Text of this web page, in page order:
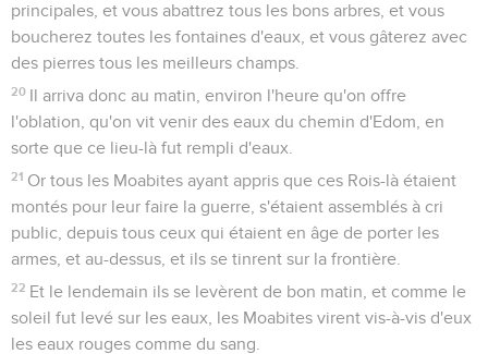
principales, et vous abattrez tous les bons arbres, et vous
boucherez toutes les fontaines d'eaux, et vous gâterez avec
des pierres tous les meilleurs champs.
20 Il arriva donc au matin, environ l'heure qu'on offre
l'oblation, qu'on vit venir des eaux du chemin d'Edom, en
sorte que ce lieu-là fut rempli d'eaux.
21 Or tous les Moabites ayant appris que ces Rois-là étaient
montés pour leur faire la guerre, s'étaient assemblés à cri
public, depuis tous ceux qui étaient en âge de porter les
armes, et au-dessus, et ils se tinrent sur la frontière.
22 Et le lendemain ils se levèrent de bon matin, et comme le
soleil fut levé sur les eaux, les Moabites virent vis-à-vis d'eux
les eaux rouges comme du sang.